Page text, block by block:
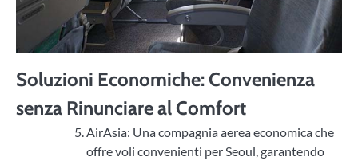
Soluzioni Economiche: Convenienza
senza Rinunciare al Comfort
AirAsia: Una compagnia aerea economica che
offre voli convenienti per Seoul, garantendo